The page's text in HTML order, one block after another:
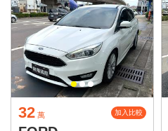
32 萬 加入比較